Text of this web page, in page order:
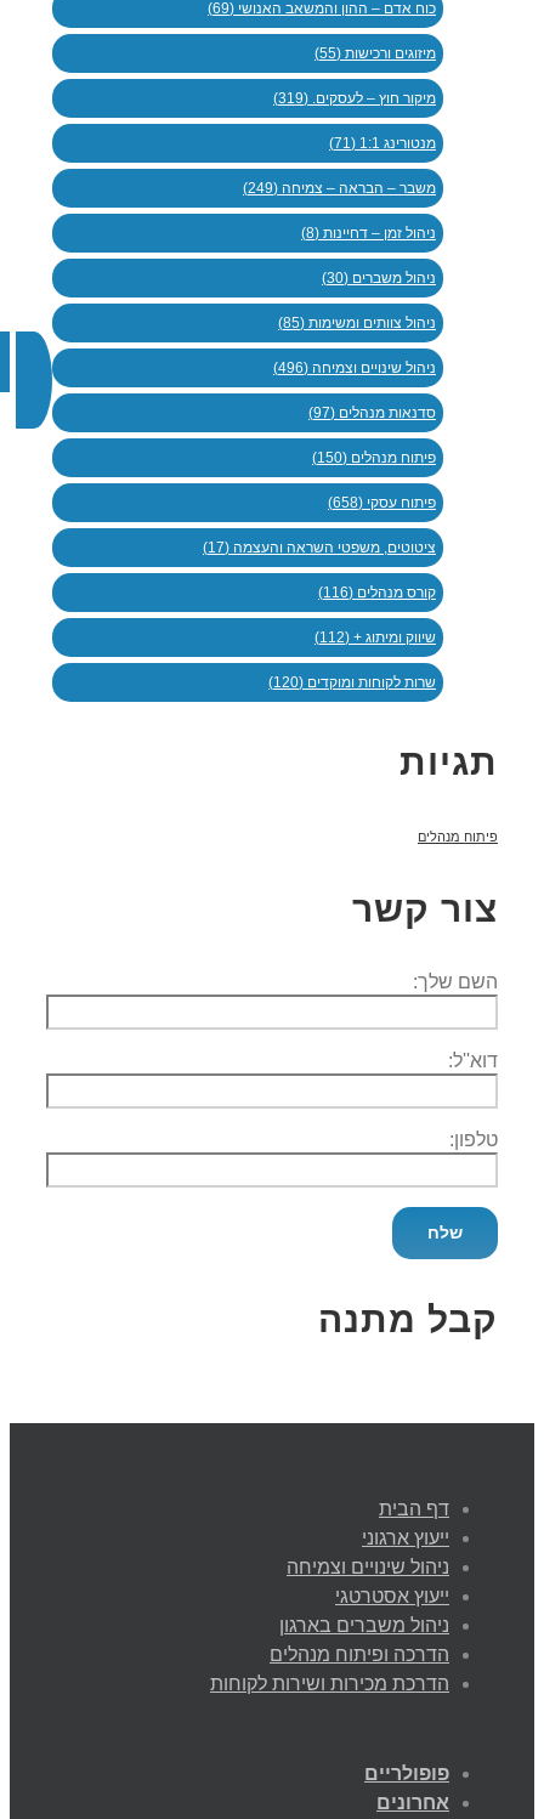
כוח אדם – ההון והמשאב האנושי (69)
מיזוגים ורכישות (55)
מיקור חוץ – לעסקים. (319)
מנטורינג 1:1 (71)
משבר – הבראה – צמיחה (249)
ניהול זמן – דחיינות (8)
ניהול משברים (30)
ניהול צוותים ומשימות (85)
ניהול שינויים וצמיחה (496)
סדנאות מנהלים (97)
פיתוח מנהלים (150)
פיתוח עסקי (658)
ציטוטים, משפטי השראה והעצמה (17)
קורס מנהלים (116)
שיווק ומיתוג + (112)
שרות לקוחות ומוקדים (120)
תגיות
פיתוח מנהלים
צור קשר
השם שלך:
דוא''ל:
טלפון:
קבל מתנה
דף הבית
ייעוץ ארגוני
ניהול שינויים וצמיחה
ייעוץ אסטרטגי
ניהול משברים בארגון
הדרכה ופיתוח מנהלים
הדרכת מכירות ושירות לקוחות
פופולריים
אחרונים